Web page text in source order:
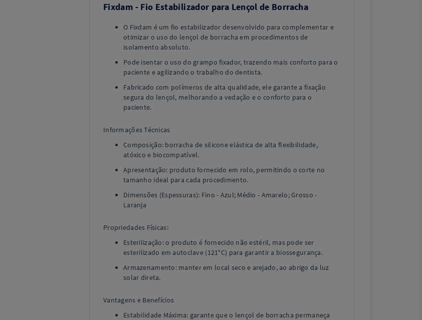
Fixdam - Fio Estabilizador para Lençol de Borracha
O Fixdam é um fio estabilizador desenvolvido para complementar e
otimizar o uso do lençol de borracha em procedimentos de
isolamento absoluto.
Pode isentar o uso do grampo fixador, trazendo mais conforto para o
paciente e agilizando o trabalho do dentista.
Fabricado com polímeros de alta qualidade, ele garante a fixação
segura do lençol, melhorando a vedação e o conforto para o
paciente.
Informações Técnicas
Composição: borracha de silicone elástica de alta flexibilidade,
atóxico e biocompatível.
Apresentação: produto fornecido em rolo, permitindo o corte no
tamanho ideal para cada procedimento.
Dimensões (Espessuras): Fino - Azul; Médio - Amarelo; Grosso -
Laranja
Propriedades Físicas:
Esterilização: o produto é fornecido não estéril, mas pode ser
esterilizado em autoclave (121°C) para garantir a biossegurança.
Armazenamento: manter em local seco e arejado, ao abrigo da luz
solar direta.
Vantagens e Benefícios
Estabilidade Máxima: garante que o lençol de borracha permaneça